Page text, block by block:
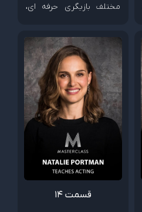
مختلف بازیگری حرفه ای،
ها را آموزش می دهد.
قسمت 14